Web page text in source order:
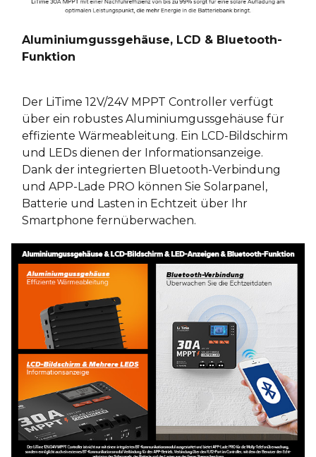
Aluminiumgussgehäuse, LCD & Bluetooth-
Funktion
Der LiTime 12V/24V MPPT Controller verfügt
über ein robustes Aluminiumgussgehäuse für
effiziente Wärmeableitung. Ein LCD-Bildschirm
und LEDs dienen der Informationsanzeige.
Dank der integrierten Bluetooth-Verbindung
und APP-Lade PRO können Sie Solarpanel,
Batterie und Lasten in Echtzeit über Ihr
Smartphone fernüberwachen.